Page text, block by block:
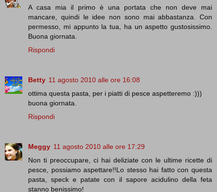
A casa mia il primo è una portata che non deve mai
mancare, quindi le idee non sono mai abbastanza. Con
permesso, mi appunto la tua, ha un aspetto gustosissimo.
Buona giornata.
Rispondi
Betty 11 agosto 2010 alle ore 16:08
ottima questa pasta, per i piatti di pesce aspetteremo :)))
buona giornata.
Rispondi
Meggy 11 agosto 2010 alle ore 17:29
Non ti preoccupare, ci hai deliziate con le ultime ricette di
pesce, possiamo aspettare!!Lo stesso hai fatto con questa
pasta, speck e patate con il sapore acidulino della feta
stanno benissimo!